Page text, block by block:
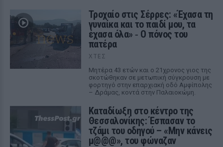
Τροχαίο στις Σέρρες: «Έχασα τη
γυναίκα και το παιδί μου, τα
έχασα όλα» ‑ Ο πόνος του
πατέρα
ΧΤΕΣ
Μητέρα 43 ετών και ο 21χρονος γιος της
σκοτώθηκαν σε μετωπική σύγκρουση με
φορτηγό στην επαρχιακή οδό Αμφίπολης
– Δράμας, κοντά στην Παλαιοκώμη.
Καταδίωξη στο κέντρο της
Θεσσαλονίκης: Έσπασαν το
τζάμι του οδηγού – «Μην κάνεις
μ@@@», του φώναζαν